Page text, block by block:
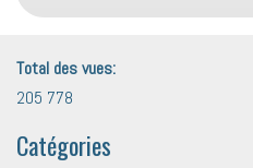
Total des vues:
205 778
Catégories